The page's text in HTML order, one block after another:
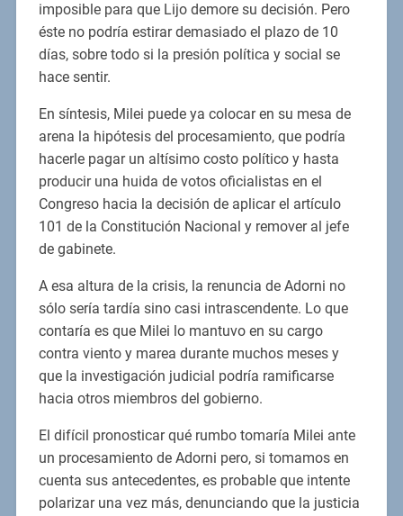
imposible para que Lijo demore su decisión. Pero
éste no podría estirar demasiado el plazo de 10
días, sobre todo si la presión política y social se
hace sentir.
En síntesis, Milei puede ya colocar en su mesa de
arena la hipótesis del procesamiento, que podría
hacerle pagar un altísimo costo político y hasta
producir una huida de votos oficialistas en el
Congreso hacia la decisión de aplicar el artículo
101 de la Constitución Nacional y remover al jefe
de gabinete.
A esa altura de la crisis, la renuncia de Adorni no
sólo sería tardía sino casi intrascendente. Lo que
contaría es que Milei lo mantuvo en su cargo
contra viento y marea durante muchos meses y
que la investigación judicial podría ramificarse
hacia otros miembros del gobierno.
El difícil pronosticar qué rumbo tomaría Milei ante
un procesamiento de Adorni pero, si tomamos en
cuenta sus antecedentes, es probable que intente
polarizar una vez más, denunciando que la justicia